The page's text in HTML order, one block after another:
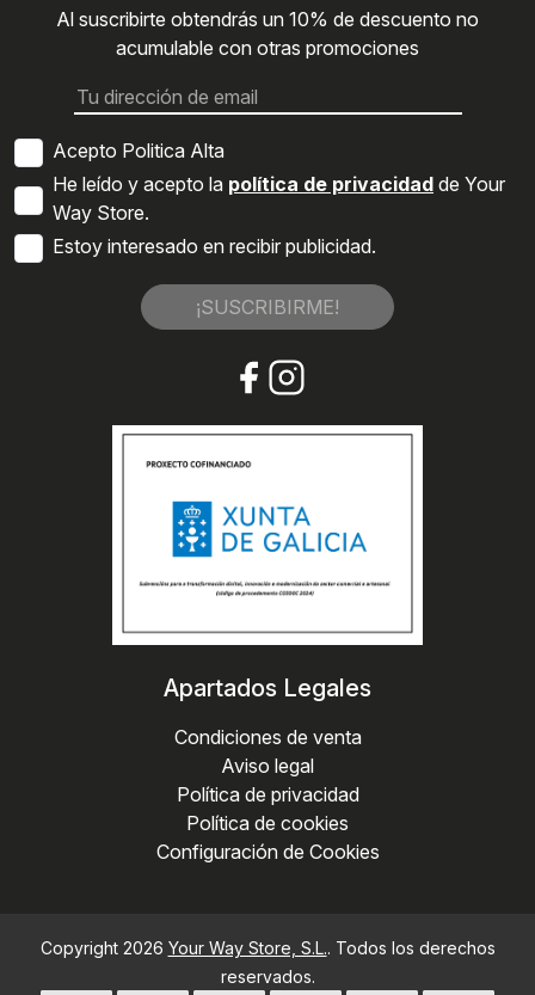
Al suscribirte obtendrás un 10% de descuento no
acumulable con otras promociones
Acepto Politica Alta
He leído y acepto la política de privacidad de Your
Way Store.
Estoy interesado en recibir publicidad.
¡SUSCRIBIRME!
Apartados Legales
Condiciones de venta
Aviso legal
Política de privacidad
Política de cookies
Configuración de Cookies
Copyright 2026 Your Way Store, S.L.. Todos los derechos
reservados.